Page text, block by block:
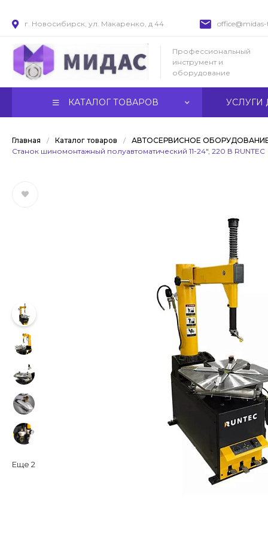
г. Новосибирск, ул. Макаренко, д 44
Профессиональный
инструмент и
оборудование
КАТАЛОГ ТОВАРОВ УСЛУГИ
Главная / Каталог товаров /
АВТОСЕРВИСНОЕ
Станок шиномонтажный полуавтоматический 11-24", 220 В RUNTEC
Еще 2